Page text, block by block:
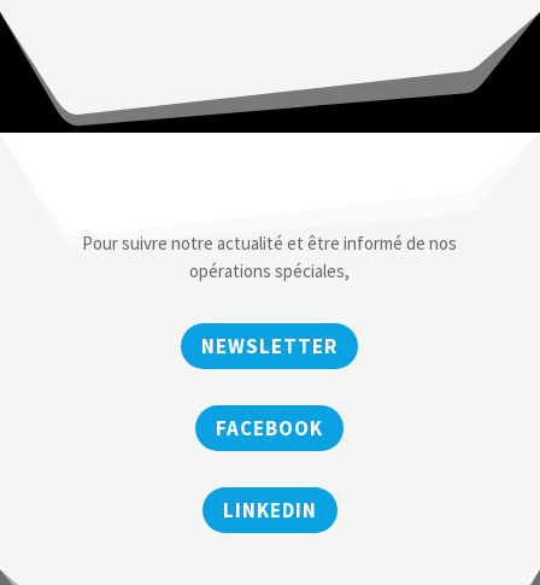
Pour suivre notre actualité et être informé de nos
opérations spéciales,
NEWSLETTER
FACEBOOK
LINKEDIN